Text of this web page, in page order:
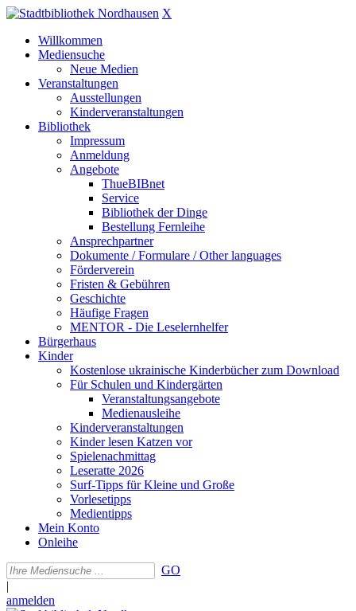
X
Willkommen
Mediensuche
Neue Medien
Veranstaltungen
Ausstellungen
Kinderveranstaltungen
Bibliothek
Impressum
Anmeldung
Angebote
ThueBIBnet
Service
Bibliothek der Dinge
Bestellung Fernleihe
Ansprechpartner
Dokumente / Formulare / Other languages
Förderverein
Fristen & Gebühren
Geschichte
Häufige Fragen
MENTOR - Die Leselernhelfer
Bürgerhaus
Kinder
Kostenlose ukrainische Kinderbücher zum Download
Für Schulen und Kindergärten
Veranstaltungsangebote
Medienausleihe
Kinderveranstaltungen
Kinder lesen Katzen vor
Spielenachmittag
Leseratte 2026
Surf-Tipps für Kleine und Große
Vorlesetipps
Medientipps
Mein Konto
Onleihe
GO
|
anmelden